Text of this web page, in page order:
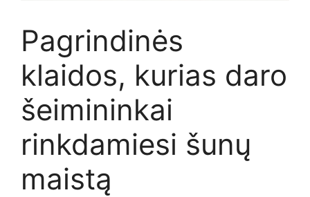
Pagrindinės
klaidos, kurias daro
šeimininkai
rinkdamiesi šunų
maistą